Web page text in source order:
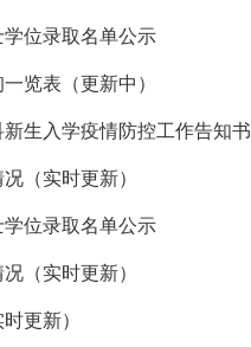
学位录取名单公示
览表（更新中）
生入学疫情防控工作告知书
（实时更新）
学位录取名单公示
（实时更新）
更新）